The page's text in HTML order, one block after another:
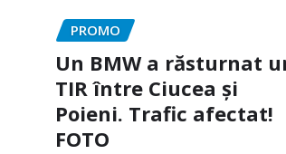
PROMO
Un BMW a răsturnat
TIR între Ciucea și
Poieni. Trafic afectat!
FOTO